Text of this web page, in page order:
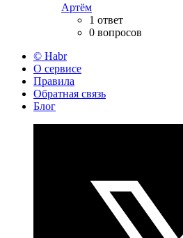
Артём
1 ответ
0 вопросов
© Habr
О сервисе
Правила
Обратная связь
Блог